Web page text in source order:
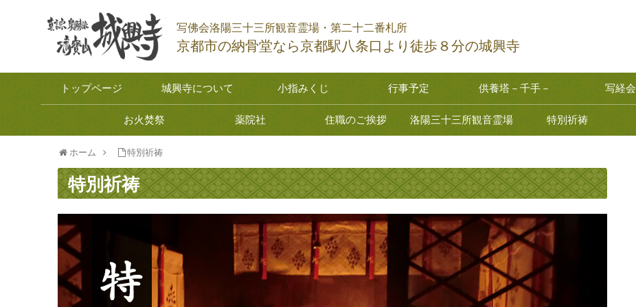
写佛会洛陽三十三所観音霊場・第二十二番札所
京都市の納骨堂なら京都駅八条口より徒歩８分の城興寺
トップページ 城興寺について 小指みくじ 行事予定 供養塔－千手－ 写経会
お火焚祭 薬院社 住職のご挨拶 洛陽三十三所観音霊場 特別祈祷
ホーム 特別祈祷
特別祈祷